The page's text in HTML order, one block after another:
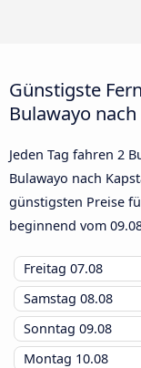
Günstigste
Bulawayo
Jeden Tag fahren 2
Bulawayo nach
günstigsten Preise
beginnend vom
Freitag 07.08
Samstag 08.08
Sonntag 09.08
Montag 10.08